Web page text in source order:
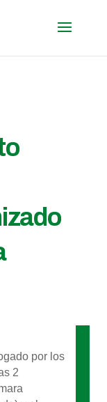
por los
2